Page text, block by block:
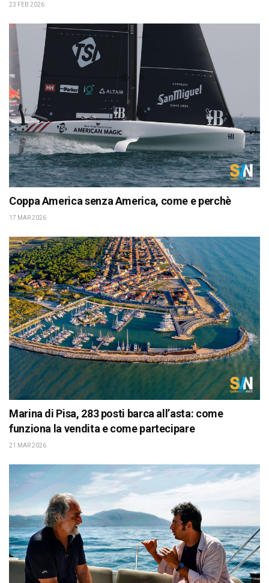
23 FEB 2026
Coppa America senza America, come e perchè
17 MAR 2026
Marina di Pisa, 283 posti barca all’asta: come
funziona la vendita e come partecipare
21 MAR 2026